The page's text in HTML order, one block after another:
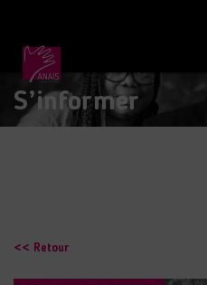
S’informer
<< Retour